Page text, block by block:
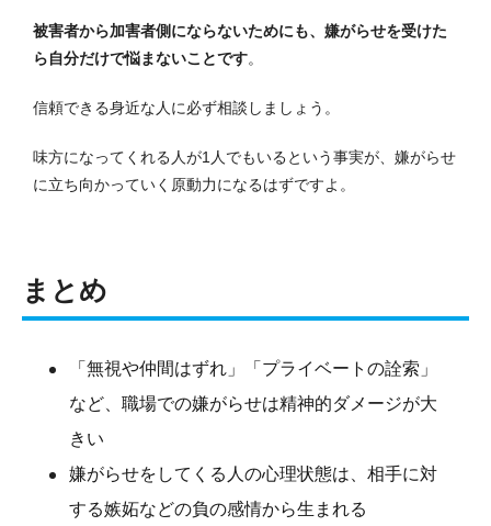
被害者から加害者側にならないためにも、嫌がらせを受けた
ら自分だけで悩まないことです。
信頼できる身近な人に必ず相談しましょう。
味方になってくれる人が1人でもいるという事実が、嫌がらせ
に立ち向かっていく原動力になるはずですよ。
まとめ
「無視や仲間はずれ」「プライベートの詮索」
など、職場での嫌がらせは精神的ダメージが大
きい
嫌がらせをしてくる人の心理状態は、相手に対
する嫉妬などの負の感情から生まれる